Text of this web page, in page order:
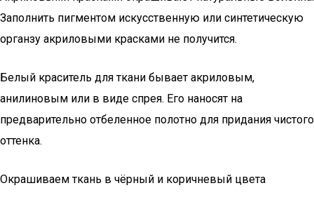
Заполнить пигментом искусственную или синтетическую
органзу акриловыми красками не получится.
Белый краситель для ткани бывает акриловым,
анилиновым или в виде спрея. Его наносят на
предварительно отбеленное полотно для придания чистого
оттенка.
Окрашиваем ткань в чёрный и коричневый цвета